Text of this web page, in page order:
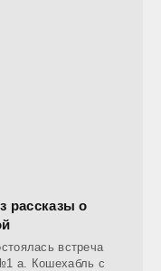
рассказы о
встреча
а. Кошехабль с